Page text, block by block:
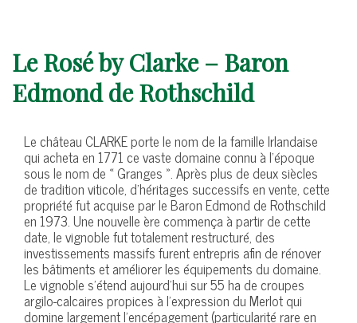
Le Rosé by Clarke – Baron
Edmond de Rothschild
Le château CLARKE porte le nom de la famille Irlandaise
qui acheta en 1771 ce vaste domaine connu à l’époque
sous le nom de « Granges ». Après plus de deux siècles
de tradition viticole, d’héritages successifs en vente, cette
propriété fut acquise par le Baron Edmond de Rothschild
en 1973. Une nouvelle ère commença à partir de cette
date, le vignoble fut totalement restructuré, des
investissements massifs furent entrepris afin de rénover
les bâtiments et améliorer les équipements du domaine.
Le vignoble s’étend aujourd’hui sur 55 ha de croupes
argilo-calcaires propices à l’expression du Merlot qui
domine largement l’encépagement (particularité rare en